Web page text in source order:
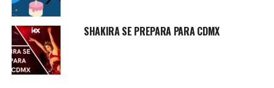
SHAKIRA SE PREPARA PARA CDMX